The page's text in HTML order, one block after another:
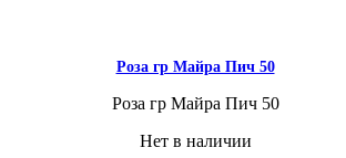
Роза гр Майра Пич 50
Роза гр Майра Пич 50
Нет в наличии